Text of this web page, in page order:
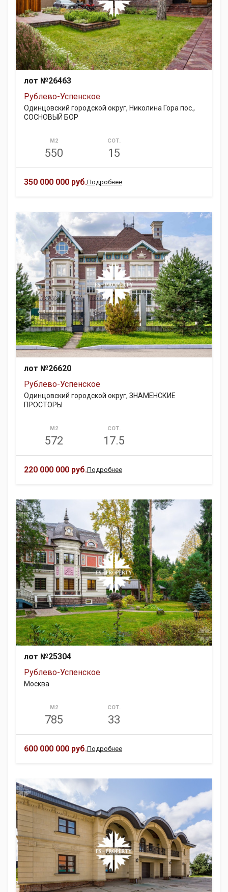
лот №26463
Рублево-Успенское
Одинцовский городской округ, Николина Гора пос.,
СОСНОВЫЙ БОР
М2
550
СОТ.
15
350 000 000 руб.Подробнее
лот №26620
Рублево-Успенское
Одинцовский городской округ, ЗНАМЕНСКИЕ
ПРОСТОРЫ
М2
572
СОТ.
17.5
220 000 000 руб.Подробнее
лот №25304
Рублево-Успенское
Москва
М2
785
СОТ.
33
600 000 000 руб.Подробнее